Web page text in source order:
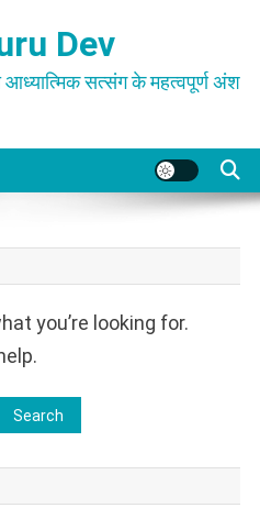
Dev
आध्यात्मिक सत्संग के महत्वपूर्ण अंश
you’re looking for.